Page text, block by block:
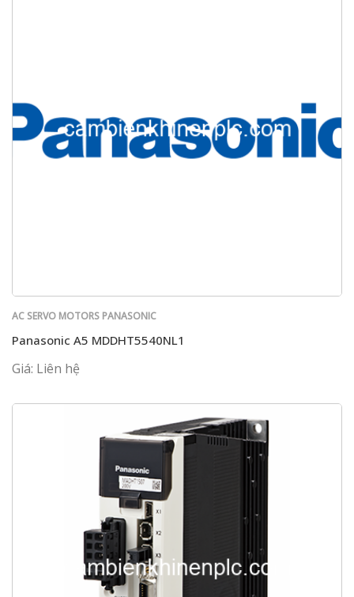
AC SERVO MOTORS PANASONIC
Panasonic A5 MDDHT5540NL1
Giá: Liên hệ